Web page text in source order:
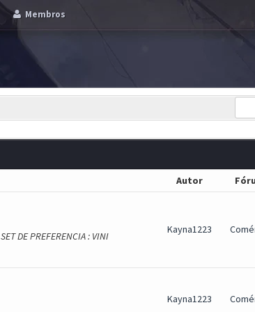
Membros
Autor
DE PREFERENCIA : VINI
Kayna1223
Kayna1223